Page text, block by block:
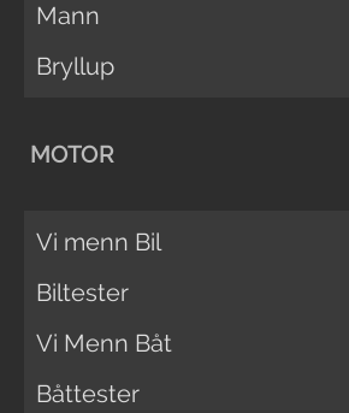
Mann
Bryllup
MOTOR
Vi menn Bil
Biltester
Vi Menn Båt
Båttester